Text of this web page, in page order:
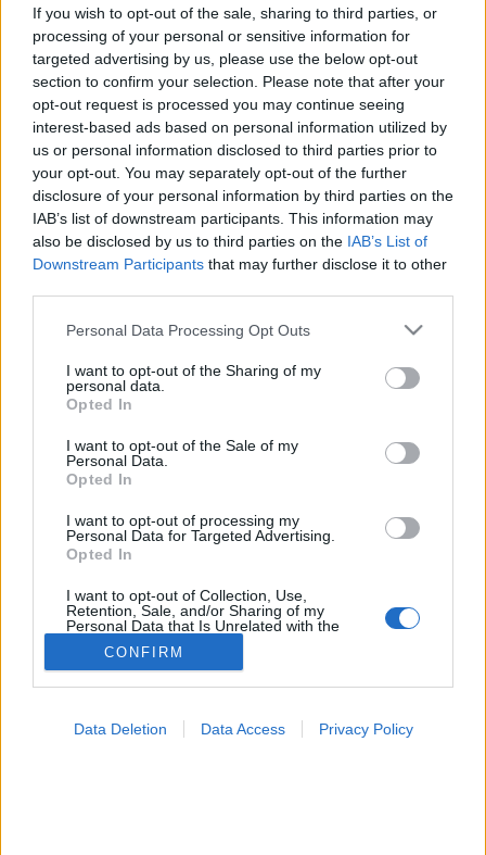
If you wish to opt-out of the sale, sharing to third parties, or
processing of your personal or sensitive information for
targeted advertising by us, please use the below opt-out
section to confirm your selection. Please note that after your
opt-out request is processed you may continue seeing
interest-based ads based on personal information utilized by
us or personal information disclosed to third parties prior to
your opt-out. You may separately opt-out of the further
disclosure of your personal information by third parties on the
IAB’s list of downstream participants. This information may
also be disclosed by us to third parties on the IAB’s List of
Downstream Participants that may further disclose it to other
Please note that this website/app uses one or more Google
not limited to your visit or usage behaviour. You may click to
grant or deny consent to Google and its third-party tags to
use your data for below specified purposes in below Google
consent section.
Personal Data Processing Opt Outs
I want to opt-out of the Sharing of my
personal data.
Opted In
I want to opt-out of the Sale of my
Personal Data.
Opted In
I want to opt-out of processing my
Personal Data for Targeted Advertising.
Opted In
I want to opt-out of Collection, Use,
Retention, Sale, and/or Sharing of my
Personal Data that Is Unrelated with the
Purposes for which it was collected.
Opted Out
CONFIRM
Data Deletion Data Access Privacy Policy
Új vérvizsgálat a hasnyálmirigyrák
korai felismerésére - 97 százalékos
pontossággal azonosítja a
betegséget